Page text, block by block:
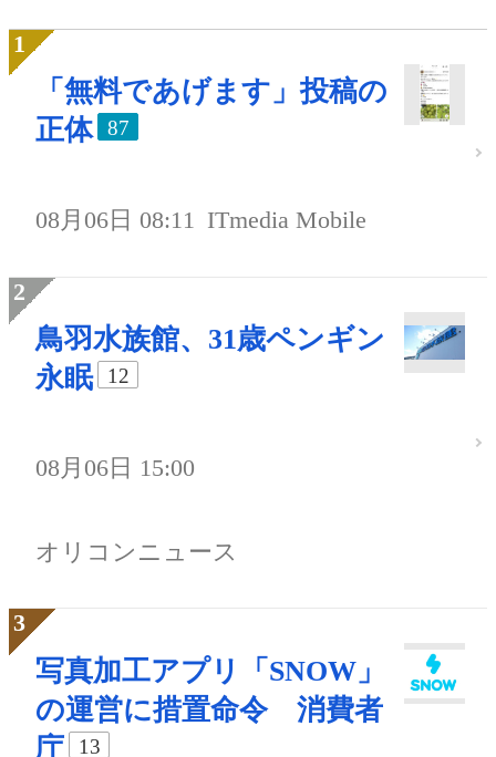
「無料であげます」投稿の
正体
87
08月06日 08:11 ITmedia Mobile
鳥羽水族館、31歳ペンギン
永眠
12
08月06日 15:00
オリコンニュース
写真加工アプリ「SNOW」
の運営に措置命令 消費者
庁
13